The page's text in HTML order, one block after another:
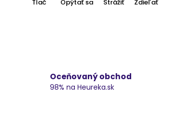
Tlač Opýtať sa Strážiť Zdieľať
Oceňovaný obchod
98% na Heureka.sk